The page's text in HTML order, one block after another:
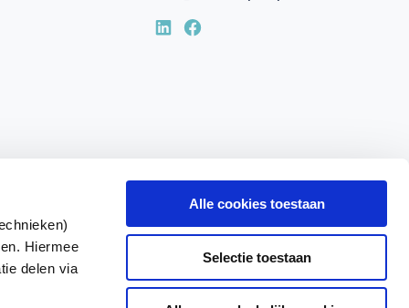
Hiermee
delen via
Alle cookies toestaan
Selectie toestaan